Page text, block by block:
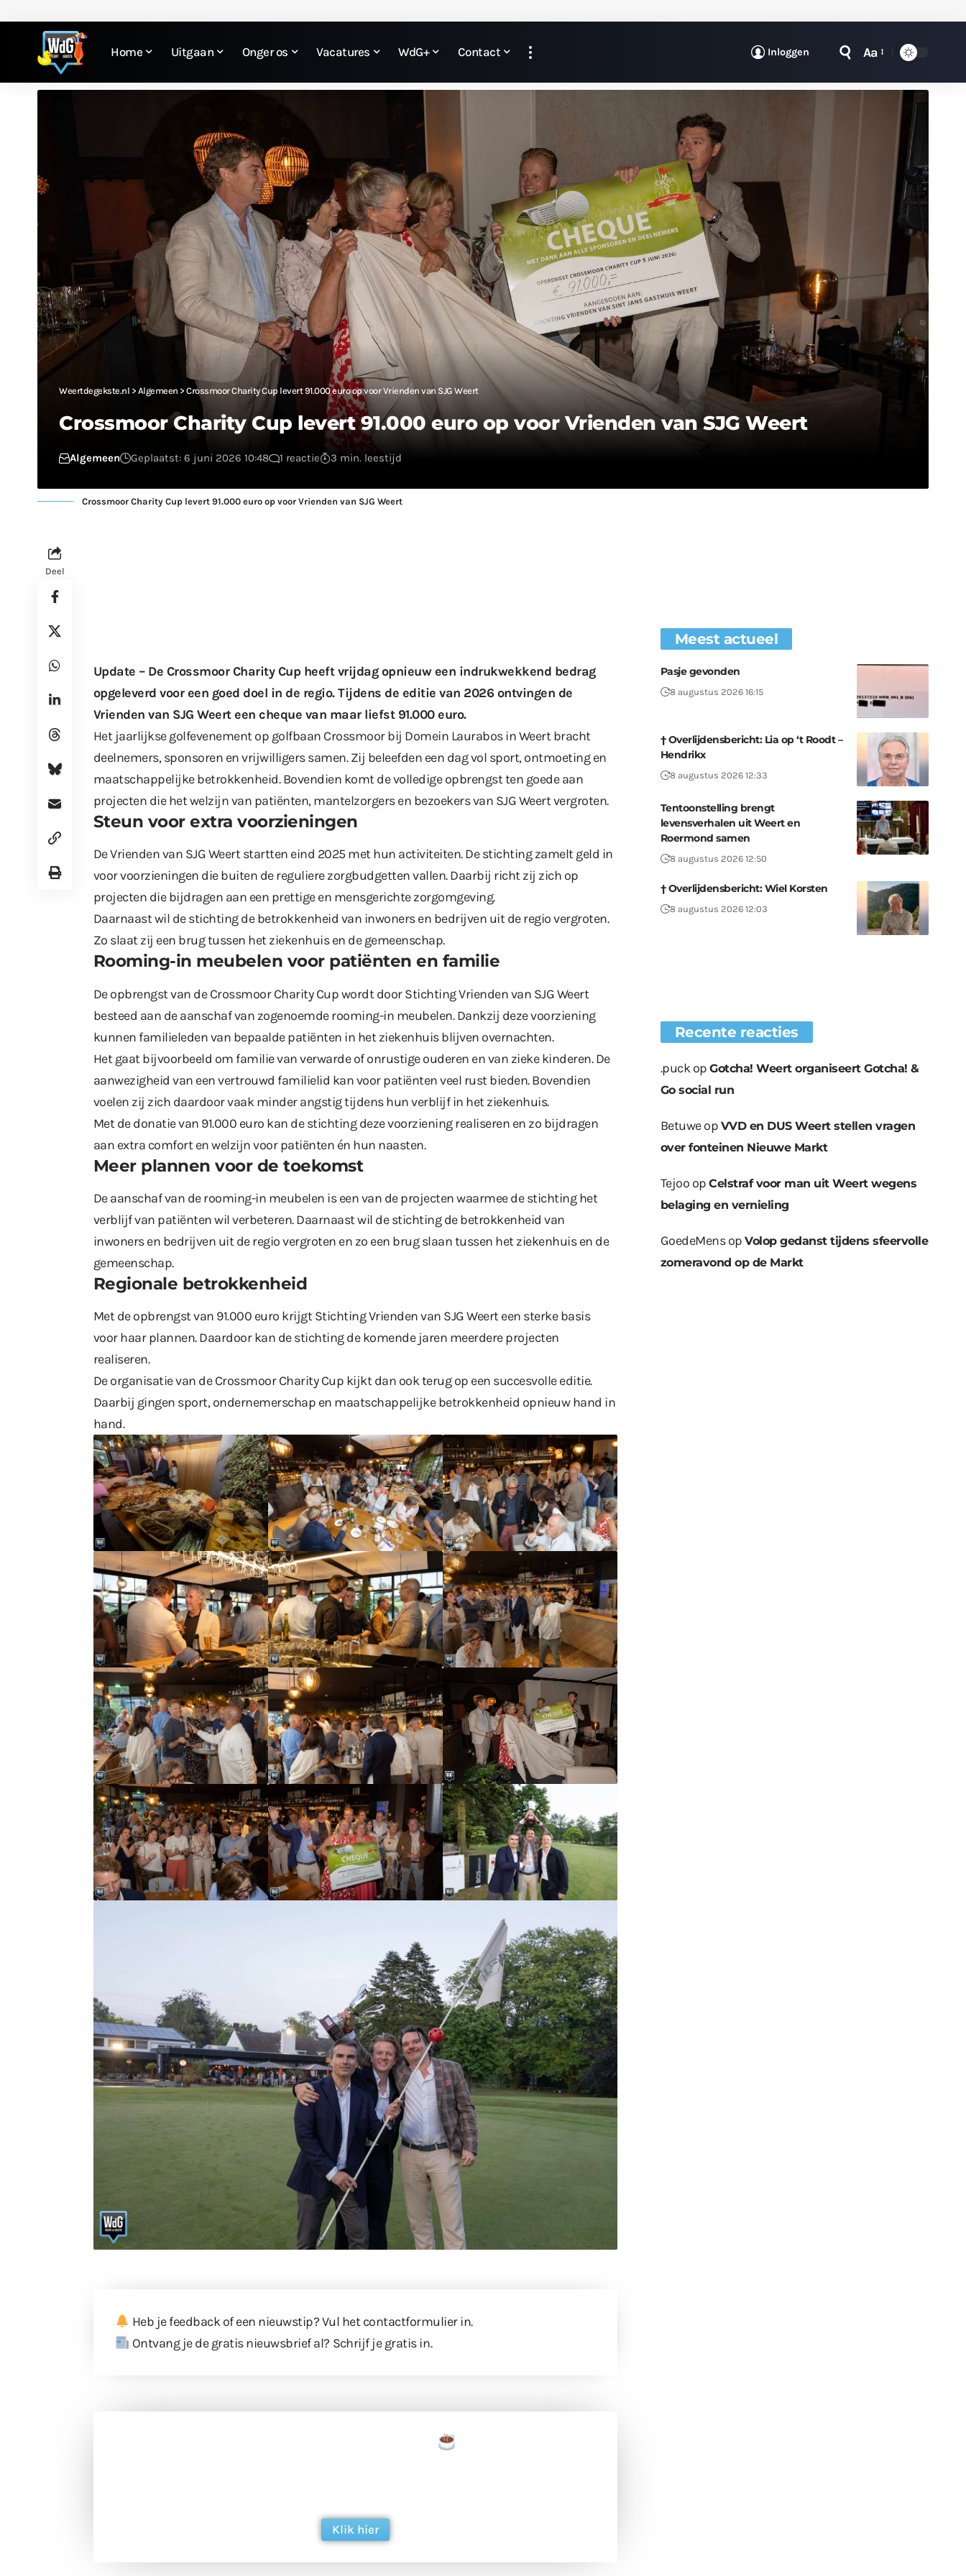
Home Uitgaan Onger os Vacatures WdG+ Contact Inloggen Aa
Weertdegekste.nl > Algemeen > Crossmoor Charity Cup levert 91.000 euro op voor Vrienden van SJG Weert
Crossmoor Charity Cup levert 91.000 euro op voor Vrienden van SJG Weert
Algemeen Geplaatst: 6 juni 2026 10:48 1 reactie 3 min. leestijd
Crossmoor Charity Cup levert 91.000 euro op voor Vrienden van SJG Weert
Deel
Update – De Crossmoor Charity Cup heeft vrijdag opnieuw een indrukwekkend bedrag
opgeleverd voor een goed doel in de regio. Tijdens de editie van 2026 ontvingen de
Vrienden van SJG Weert een cheque van maar liefst 91.000 euro.
Het jaarlijkse golfevenement op golfbaan Crossmoor bij Domein Laurabos in Weert bracht
deelnemers, sponsoren en vrijwilligers samen. Zij beleefden een dag vol sport, ontmoeting en
maatschappelijke betrokkenheid. Bovendien komt de volledige opbrengst ten goede aan
projecten die het welzijn van patiënten, mantelzorgers en bezoekers van SJG Weert vergroten.
Steun voor extra voorzieningen
De Vrienden van SJG Weertstartten eind 2025 met hun activiteiten. De stichting zamelt geld in
voor voorzieningen die buiten de reguliere zorgbudgetten vallen. Daarbij richt zij zich op
projecten die bijdragen aan een prettige en mensgerichte zorgomgeving.
Daarnaast wil de stichting de betrokkenheid van inwoners en bedrijven uit de regio vergroten.
Zo slaat zij een brug tussen het ziekenhuis en de gemeenschap.
Rooming-in meubelen voor patiënten en familie
De opbrengst van de Crossmoor Charity Cup wordt door Stichting Vrienden van SJG Weert
besteed aan de aanschaf van zogenoemde rooming-in meubelen. Dankzij deze voorziening
kunnen familieleden van bepaalde patiënten in het ziekenhuis blijven overnachten.
Het gaat bijvoorbeeld om familie van verwarde of onrustige ouderen en van zieke kinderen. De
aanwezigheid van een vertrouwd familielid kan voor patiënten veel rust bieden. Bovendien
voelen zij zich daardoor vaak minder angstig tijdens hun verblijf in het ziekenhuis.
Met de donatie van 91.000 euro kan de stichting deze voorziening realiseren en zo bijdragen
aan extra comfort en welzijn voor patiënten én hun naasten.
Meer plannen voor de toekomst
De aanschaf van de rooming-in meubelen is een van de projecten waarmee de stichting het
verblijf van patiënten wil verbeteren. Daarnaast wil de stichting de betrokkenheid van
inwoners en bedrijven uit de regio vergroten en zo een brug slaan tussen het ziekenhuis en de
gemeenschap.
Regionale betrokkenheid
Met de opbrengst van 91.000 euro krijgt Stichting Vrienden van SJG Weert een sterke basis
voor haar plannen. Daardoor kan de stichting de komende jaren meerdere projecten
realiseren.
De organisatie van de Crossmoor Charity Cup kijkt dan ook terug op een succesvolle editie.
Daarbij gingen sport, ondernemerschap en maatschappelijke betrokkenheid opnieuw hand in
hand.
Heb je feedback of een nieuwstip? Vul het contactformulierin.
Ontvang je de gratis nieuwsbrief al? Schrijf je gratis in.
Klik hier
Meest actueel
Pasje gevonden
8 augustus 2026 16:15
† Overlijdensbericht: Lia op ‘t Roodt –
Hendrikx
8 augustus 2026 12:33
Tentoonstelling brengt
levensverhalen uit Weert en
Roermond samen
8 augustus 2026 12:50
† Overlijdensbericht: Wiel Korsten
8 augustus 2026 12:03
Recente reacties
.puckopGotcha! Weert organiseert Gotcha! &
Go social run
Betuweop VVD en DUS Weert stellen vragen
over fonteinen Nieuwe Markt
Tejoo opCelstraf voor man uit Weert wegens
belaging en vernieling
GoedeMensopVolop gedanst tijdens sfeervolle
zomeravond op de Markt